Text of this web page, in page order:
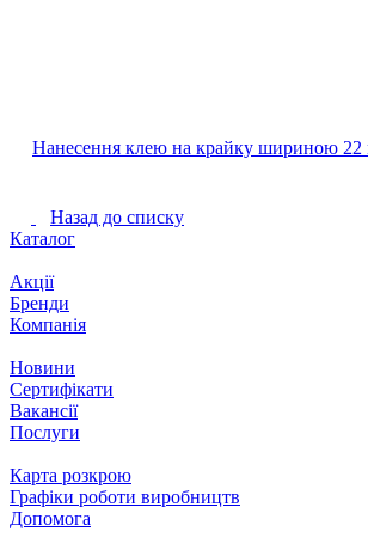
Нанесення клею на крайку шириною
Назад до списку
Каталог
Акції
Бренди
Компанія
Новини
Сертифікати
Вакансії
Послуги
Карта розкрою
Графіки роботи виробництв
Допомога